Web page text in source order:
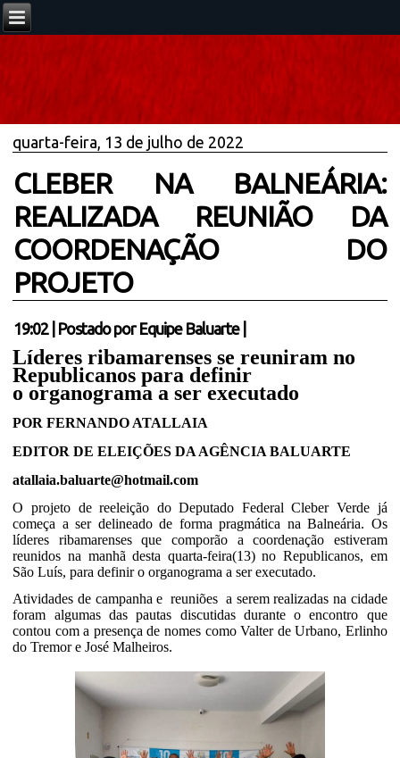
quarta-feira, 13 de julho de 2022
CLEBER NA BALNEÁRIA:
REALIZADA REUNIÃO DA
COORDENAÇÃO DO
PROJETO
19:02| Postado por Equipe Baluarte
Líderes ribamarenses se reuniram no
Republicanos para definir
o organograma a ser executado
POR FERNANDO ATALLAIA
EDITOR DE ELEIÇÕES DA AGÊNCIA BALUARTE
atallaia.baluarte@hotmail.com
O projeto de reeleição do Deputado Federal Cleber Verde já
começa a ser delineado de forma pragmática na Balneária. Os
líderes ribamarenses que comporão a coordenação estiveram
reunidos na manhã desta quarta-feira(13) no Republicanos, em
São Luís, para definir o organograma a ser executado.
Atividades de campanha e reuniões a serem realizadas na cidade
foram algumas das pautas discutidas durante o encontro que
contou com a presença de nomes como Valter de Urbano, Erlinho
do Tremor e José Malheiros.